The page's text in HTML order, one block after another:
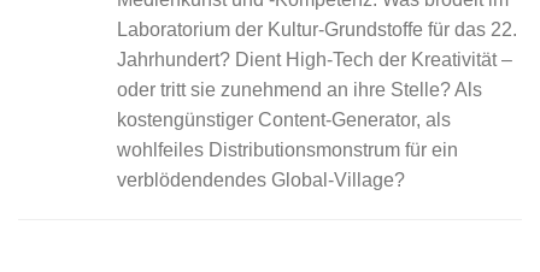
Laboratorium der Kultur-Grundstoffe für das 22.
Jahrhundert? Dient High-Tech der Kreativität –
oder tritt sie zunehmend an ihre Stelle? Als
kostengünstiger Content-Generator, als
wohlfeiles Distributionsmonstrum für ein
verblödendendes Global-Village?